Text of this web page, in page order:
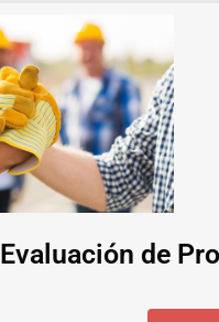
Evaluación de